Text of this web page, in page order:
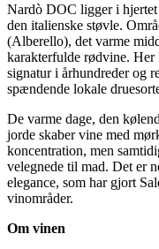
Nardò DOC ligger i
den italienske støvle.
(Alberello), det varme
karakterfulde rødvine. Her
signatur i århundreder og
spændende lokale
De varme dage, den
jorde skaber vine med
koncentration, men
velegnede til mad. Det er
elegance, som har gjort
vinområder.
Om vinen